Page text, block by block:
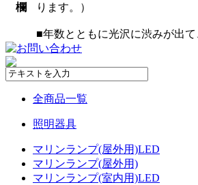
欄
ります。）
■年数とともに光沢に渋みが出
全商品一覧
照明器具
マリンランプ(屋外用)LED
マリンランプ(屋外用)
マリンランプ(室内用)LED